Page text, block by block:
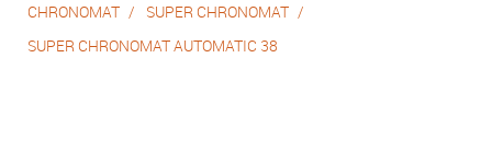
CHRONOMAT
SUPER CHRONOMAT
SUPER CHRONOMAT AUTOMATIC 38